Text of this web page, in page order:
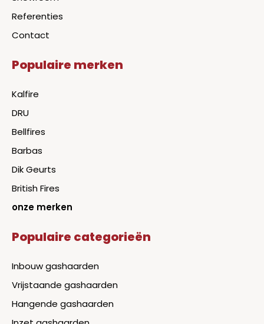
Referenties
Contact
Populaire merken
Kalfire
DRU
Bellfires
Barbas
Dik Geurts
British Fires
onze merken
Populaire categorieën
Inbouw gashaarden
Vrijstaande gashaarden
Hangende gashaarden